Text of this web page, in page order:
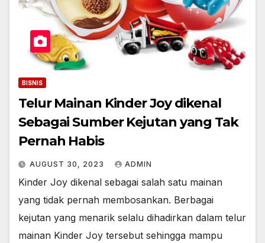
BISNIS
Telur Mainan Kinder Joy dikenal
Sebagai Sumber Kejutan yang Tak
Pernah Habis
AUGUST 30, 2023 ADMIN
Kinder Joy dikenal sebagai salah satu mainan
yang tidak pernah membosankan. Berbagai
kejutan yang menarik selalu dihadirkan dalam telur
mainan Kinder Joy tersebut sehingga mampu